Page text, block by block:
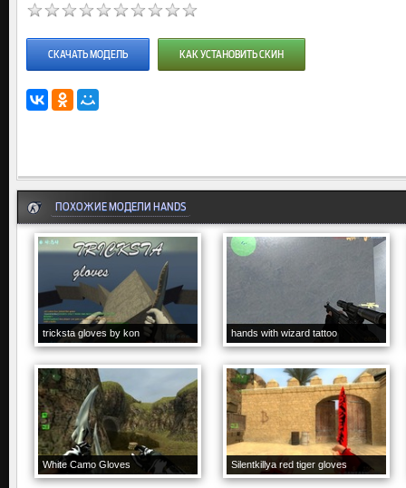
СКАЧАТЬ МОДЕЛЬ КАК УСТАНОВИТЬ СКИН
ПОХОЖИЕ МОДЕЛИ HANDS
tricksta gloves by kon hands with wizard tattoo
White Camo Gloves Silentkillya red tiger gloves